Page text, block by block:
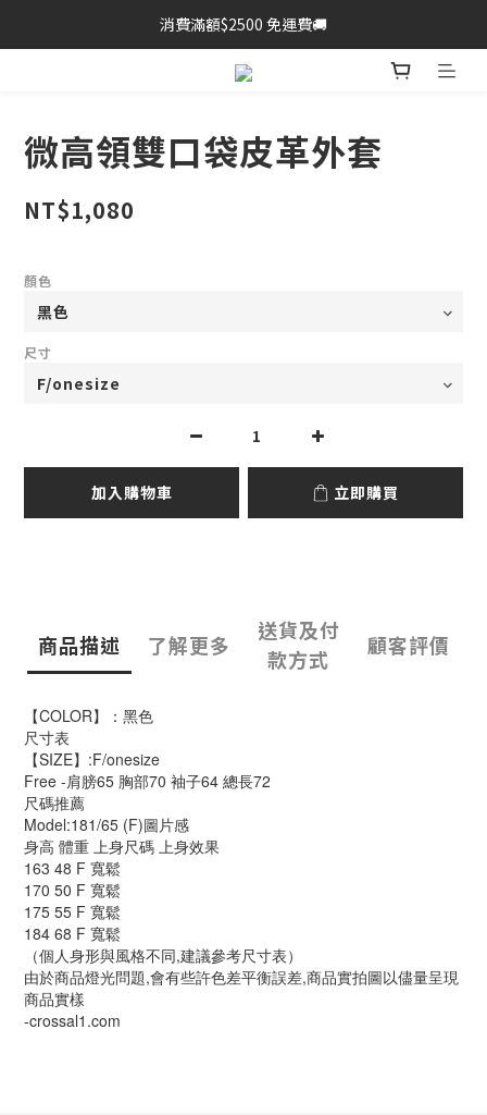
消費滿額$2500 免運費🚚
微高領雙口袋皮革外套
NT$1,080
顏色
尺寸
加入購物車 立即購買
商品描述 了解更多
送貨及付
款方式
顧客評價
【COLOR】：黑色
尺寸表
【SIZE】:F/onesize
Free -肩膀65 胸部70 袖子64 總長72
尺碼推薦
Model:181/65 (F)圖片感
身高 體重 上身尺碼 上身效果
163 48 F 寬鬆
170 50 F 寬鬆
175 55 F 寬鬆
184 68 F 寬鬆
（個人身形與風格不同,建議參考尺寸表）
由於商品燈光問題,會有些許色差平衡誤差,商品實拍圖以儘量呈現
商品實樣
-crossal1.com